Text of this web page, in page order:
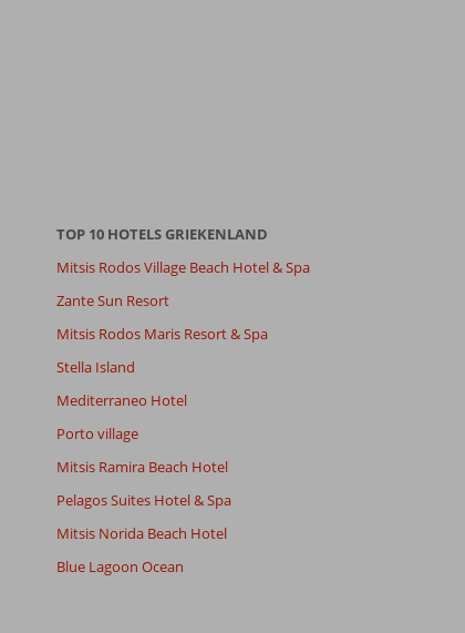
TOP 10 HOTELS GRIEKENLAND
Mitsis Rodos Village Beach Hotel & Spa
Zante Sun Resort
Mitsis Rodos Maris Resort & Spa
Stella Island
Mediterraneo Hotel
Porto village
Mitsis Ramira Beach Hotel
Pelagos Suites Hotel & Spa
Mitsis Norida Beach Hotel
Blue Lagoon Ocean